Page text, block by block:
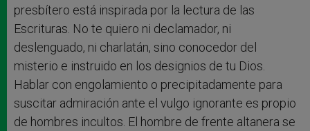
presbítero está inspirada por la lectura de las
Escrituras. No te quiero ni declamador, ni
deslenguado, ni charlatán, sino conocedor del
misterio e instruido en los designios de tu Dios.
Hablar con engolamiento o precipitadamente para
suscitar admiración ante el vulgo ignorante es propio
de hombres incultos. El hombre de frente altanera se